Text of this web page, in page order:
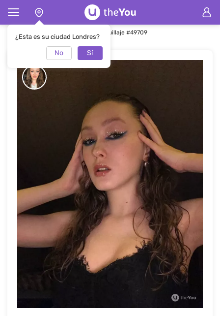
¿Esta es su ciudad Londres?
No Sí
Página de inicio Maquillaje Maquillaje #49709